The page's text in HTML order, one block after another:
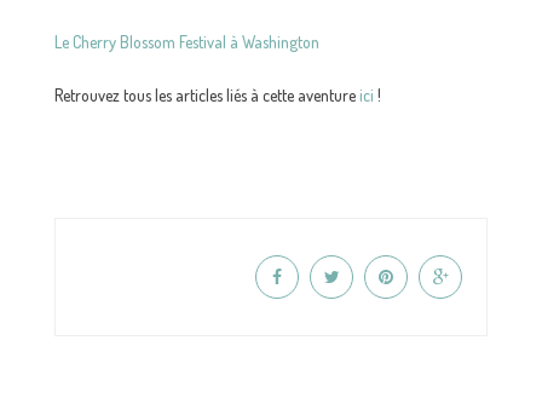
Le Cherry Blossom Festival à Washington
Retrouvez tous les articles liés à cette aventure ici !